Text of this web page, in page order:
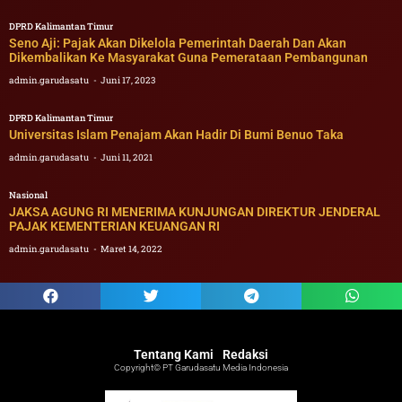
DPRD Kalimantan Timur
Seno Aji: Pajak Akan Dikelola Pemerintah Daerah Dan Akan
Dikembalikan Ke Masyarakat Guna Pemerataan Pembangunan
admin.garudasatu Juni 17, 2023
DPRD Kalimantan Timur
Universitas Islam Penajam Akan Hadir Di Bumi Benuo Taka
admin.garudasatu Juni 11, 2021
Nasional
JAKSA AGUNG RI MENERIMA KUNJUNGAN DIREKTUR JENDERAL
PAJAK KEMENTERIAN KEUANGAN RI
admin.garudasatu Maret 14, 2022
Tentang Kami Redaksi
Copyright© PT Garudasatu Media Indonesia